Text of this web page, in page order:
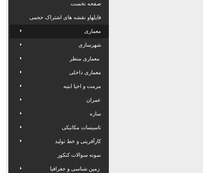
صفحه نخست
فایلهاو نقشه های اشتراک حجمی
معماری
شهرسازی
معماری منظر
معماری داخلی
مرمت و احیا ابنیه
عمران
سازه
تاسیسات مکانیکی
کارآفرینی و خط تولید
نمونه سوالات کنکور
زمین شناسی و جغرافیا